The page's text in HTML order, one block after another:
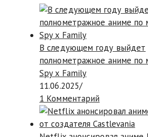
В следующем году выйдет
полнометражное аниме по
Spy x Family
11.06.2025/
1 Комментарий